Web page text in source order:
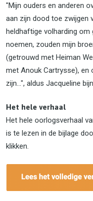
"Mijn ouders en anderen
aan zijn dood toe zwijgen
heldhaftige volharding om
noemen, zouden mijn
(getrouwd met Heiman
met Anouk Cartrysse), en
zijn...", aldus Jacqueline
Het hele verhaal
Het hele oorlogsverhaal
is te lezen in de bijlage
klikken.